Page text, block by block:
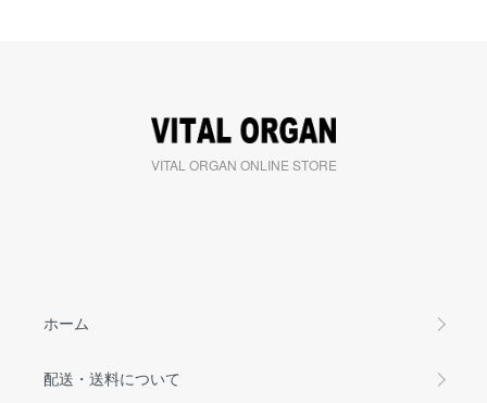
VITAL ORGAN ONLINE STORE
ホーム
配送・送料について